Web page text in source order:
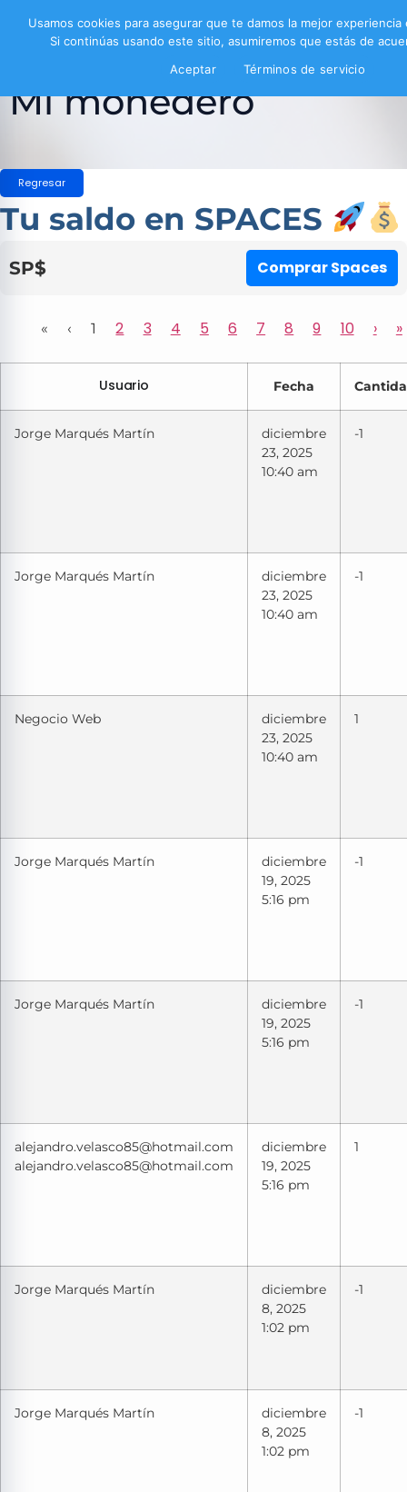
Mi monedero
Regresar
Tu saldo en SPACES
SP$ Comprar Spaces
« ‹ 1 2 3 4 5 6 7 8 9 10 › »
Usuario Fecha
Jorge Marqués Martín
diciembre
23, 2025
10:40 am
-1
Jorge Marqués Martín
diciembre
23, 2025
10:40 am
-1
Negocio Web
diciembre
23, 2025
10:40 am
1
Jorge Marqués Martín
diciembre
19, 2025
5:16 pm
-1
Jorge Marqués Martín
diciembre
19, 2025
5:16 pm
-1
alejandro.velasco85@hotmail.com
alejandro.velasco85@hotmail.com
diciembre
19, 2025
5:16 pm
1
Jorge Marqués Martín
diciembre
8, 2025
1:02 pm
-1
Jorge Marqués Martín
diciembre
8, 2025
1:02 pm
-1
Usamos cookies para asegurar que te damos la mejor
Si continúas usando este sitio, asumiremos que estás de
Aceptar
Términos de servicio